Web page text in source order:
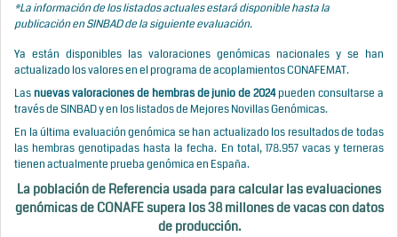
*La información de los listados actuales estará disponible hasta la
publicación en SINBAD de la siguiente evaluación.
Ya están disponibles las valoraciones genómicas nacionales y se han
actualizado los valores en el programa de acoplamientos CONAFEMAT.
Lasnuevas valoraciones de hembrasde junio de 2024pueden consultarse a
través de SINBAD y en los listados de Mejores Novillas Genómicas.
En la última evaluación genómica se han actualizado los resultados de todas
las hembras genotipadas hasta la fecha. En total, 178.957 vacas y terneras
tienen actualmente prueba genómica en España.
La población de Referencia usada para calcular las evaluaciones
genómicas de CONAFE supera los 38 millones de vacas con datos
de producción.